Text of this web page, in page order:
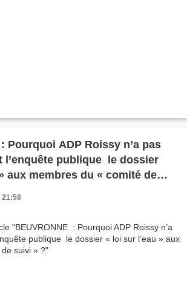
Pourquoi ADP Roissy n’a pas
l’enquête publique le dossier
aux membres du « comité de
21:58